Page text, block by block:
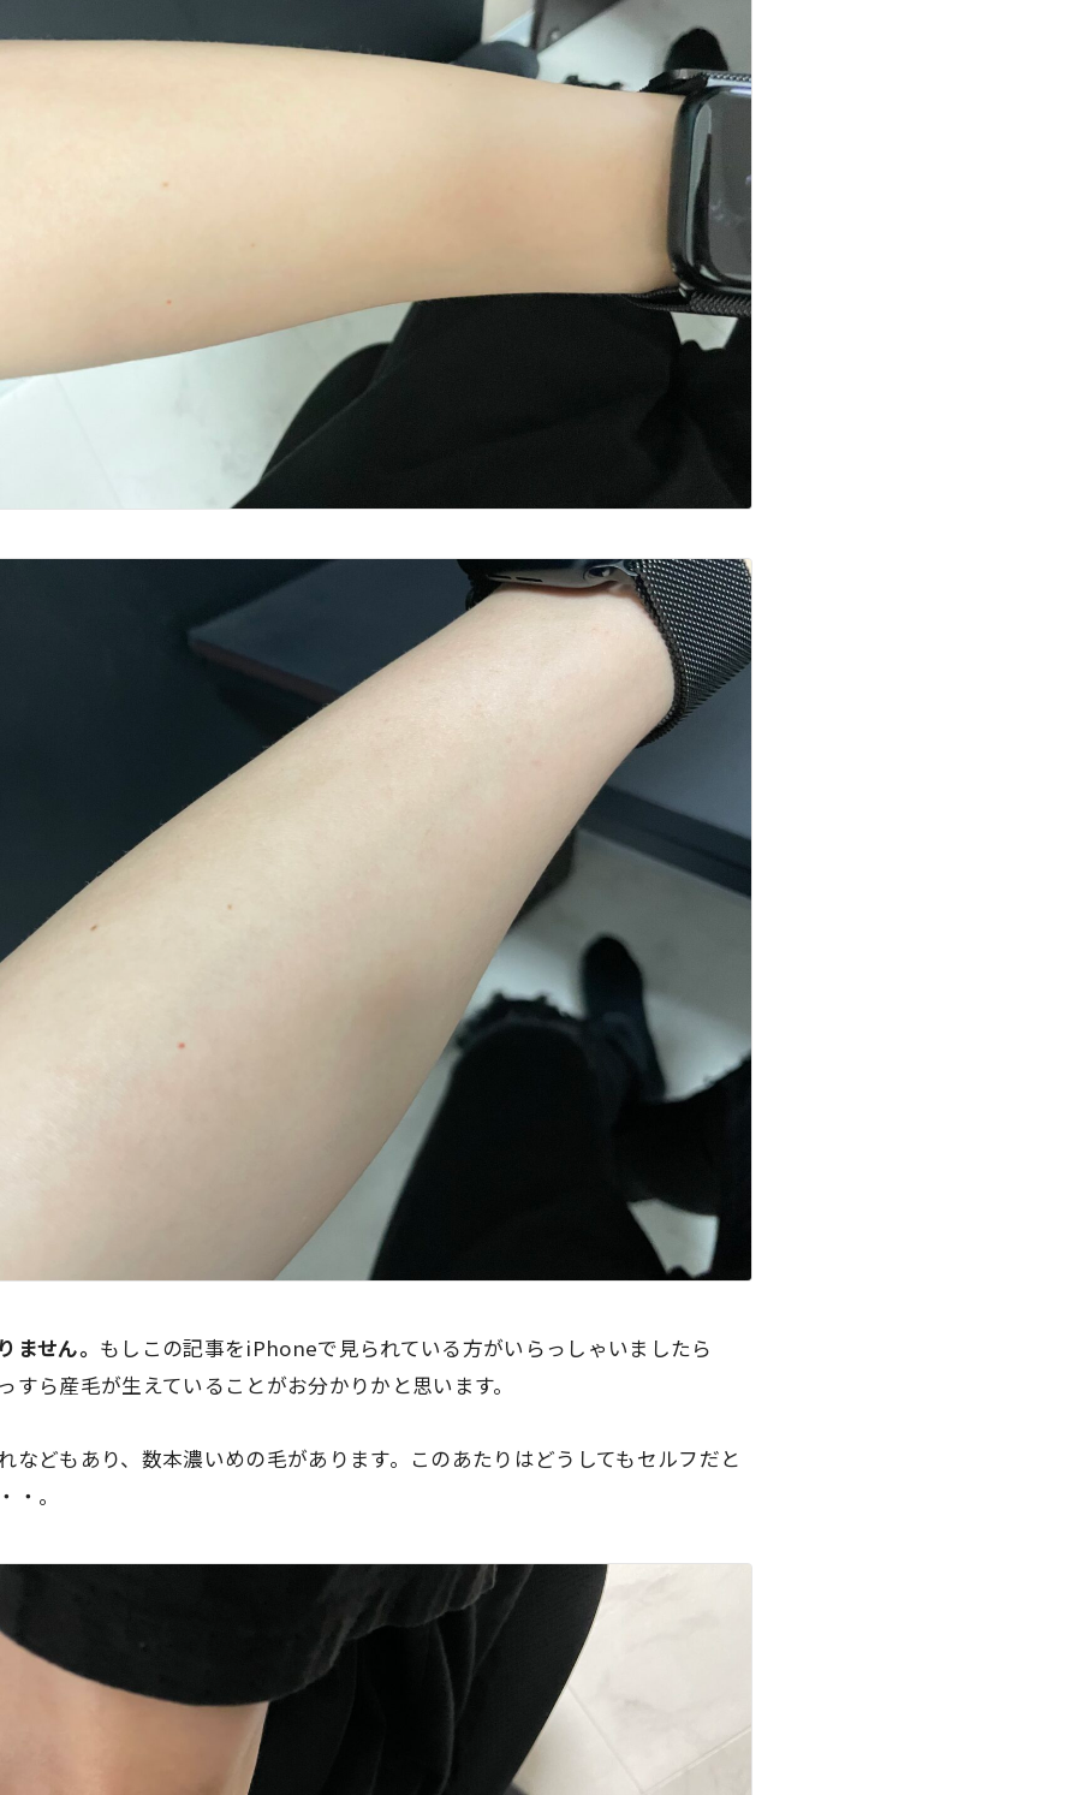
ません。 もしこの記事をiPhoneで見られている方がいらっしゃいましたら
すら産毛が生えていることがお分かりかと思います。
などもあり、数本濃いめの毛があります。このあたりはどうしてもセルフだと
・。